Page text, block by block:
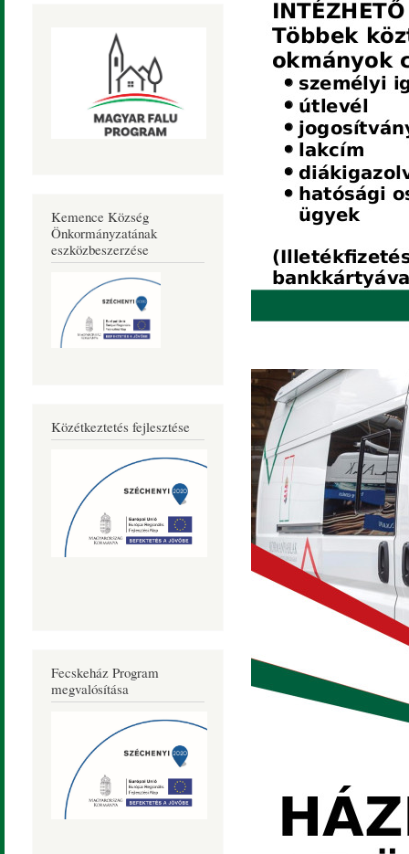
Kemence Község
Önkormányzatának
eszközbeszerzése
Közétkeztetés fejlesztése
Fecskeház Program
megvalósítása